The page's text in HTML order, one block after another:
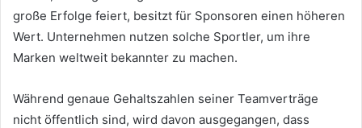
große Erfolge feiert, besitzt für Sponsoren einen höheren
Wert. Unternehmen nutzen solche Sportler, um ihre
Marken weltweit bekannter zu machen.
Während genaue Gehaltszahlen seiner Teamverträge
nicht öffentlich sind, wird davon ausgegangen, dass